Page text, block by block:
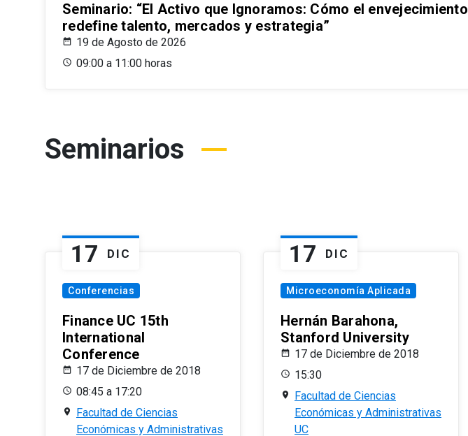
Seminario: “El Activo que Ignoramos: Cómo el envejecimiento
redefine talento, mercados y estrategia”
19 de Agosto de 2026
09:00 a 11:00 horas
Seminarios
17 DIC
Conferencias
Finance UC 15th
International
Conference
17 de Diciembre de 2018
08:45 a 17:20
Facultad de Ciencias
Económicas y Administrativas
17 DIC
Microeconomía Aplicada
Hernán Barahona,
Stanford University
17 de Diciembre de 2018
15:30
Facultad de Ciencias
Económicas y Administrativas
UC